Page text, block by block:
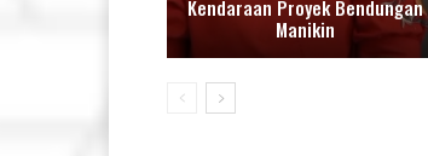
Kendaraan Proyek Bendungan
Manikin